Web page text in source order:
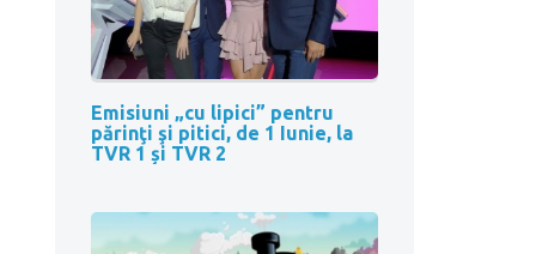
Emisiuni „cu lipici” pentru
părinţi şi pitici, de 1 Iunie, la
TVR 1 și TVR 2